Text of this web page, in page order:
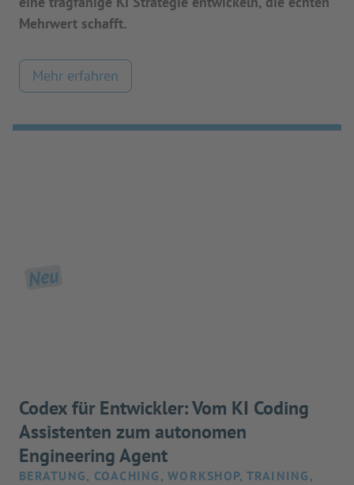
Mehrwert schafft.
Mehr erfahren
Neu
Codex für Entwickler: Vom KI Coding
Assistenten zum autonomen
Engineering Agent
BERATUNG, COACHING, WORKSHOP, TRAINING,